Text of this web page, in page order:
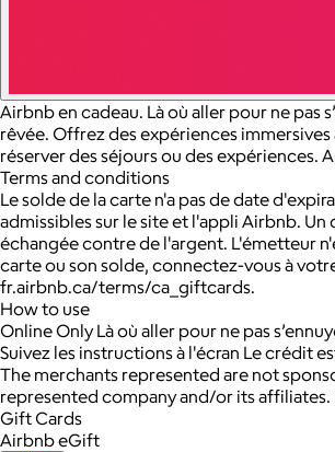
Airbnb en cadeau. Là où aller pour ne pas
rêvée. Offrez des expériences
réserver des séjours ou des expériences.
Terms and conditions
Le solde de la carte n'a pas de date
admissibles sur le site et l'appli Airbnb.
échangée contre de l'argent. L'émetteur
carte ou son solde, connectez-vous à
fr.airbnb.ca/terms/ca_giftcards.
How to use
Online Only Là où aller pour ne pas
Suivez les instructions à l'écran Le crédit
The merchants represented are not
represented company and/or its
Gift Cards
Airbnb eGift